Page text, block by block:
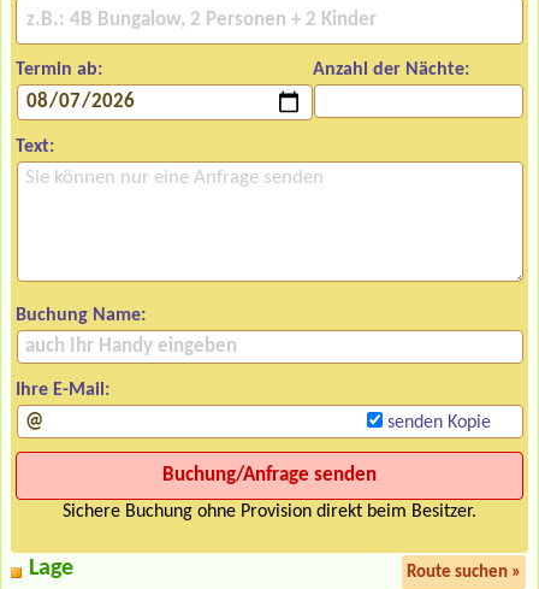
Termin ab: Anzahl der Nächte:
Text:
Buchung Name:
Ihre E-Mail:
senden Kopie
Sichere Buchung ohne Provision direkt beim Besitzer.
Lage Route suchen »